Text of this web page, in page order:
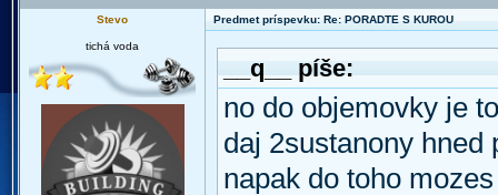
Stevo Predmet príspevku: Re: PORADTE S KUROU
tichá voda
__q__ píše:
no do objemovky je
daj 2sustanony hned
napak do toho